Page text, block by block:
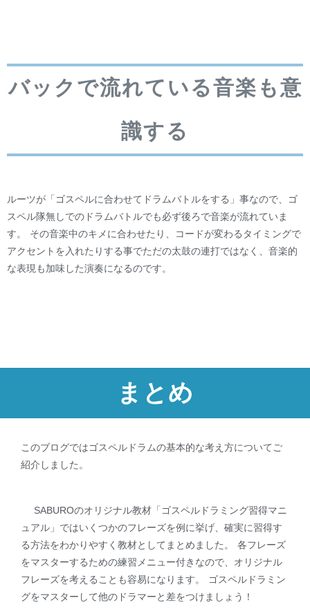
バックで流れている音楽も意
識する
ルーツが「ゴスペルに合わせてドラムバトルをする」事なので、ゴ
スペル隊無しでのドラムバトルでも必ず後ろで音楽が流れていま
す。 その音楽中のキメに合わせたり、コードが変わるタイミングで
アクセントを入れたりする事でただの太鼓の連打ではなく、音楽的
な表現も加味した演奏になるのです。
まとめ
このブログではゴスペルドラムの基本的な考え方についてご
紹介しました。
SABUROのオリジナル教材「ゴスペルドラミング習得マニ
ュアル」ではいくつかのフレーズを例に挙げ、確実に習得す
る方法をわかりやすく教材としてまとめました。 各フレーズ
をマスターするための練習メニュー付きなので、オリジナル
フレーズを考えることも容易になります。 ゴスペルドラミン
グをマスターして他のドラマーと差をつけましょう！